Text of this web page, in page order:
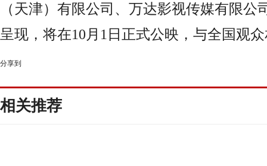
（天津）有限公司、万达影视传媒有限公
呈现，将在10月1日正式公映，与全国观
分享到
相关推荐